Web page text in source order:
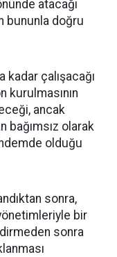
atacağı
bununla doğru
kadar çalışacağı
kurulmasının
ancak
bağımsız olarak
olduğu
sonra,
bir
sonra